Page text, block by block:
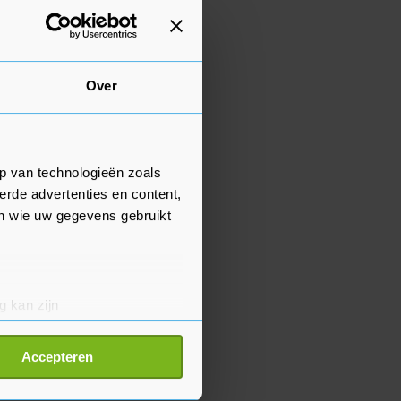
Over
van technologieën zoals
advertenties en content,
wie uw gegevens gebruikt
kan zijn
detailgedeelte
Accepteren